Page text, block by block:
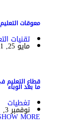
معوقات
تقنيات
مايو 25, 2021
قطاع التعليم
ما بعد الوباء
تغطيات
نوفمبر 3, 2021
MORE